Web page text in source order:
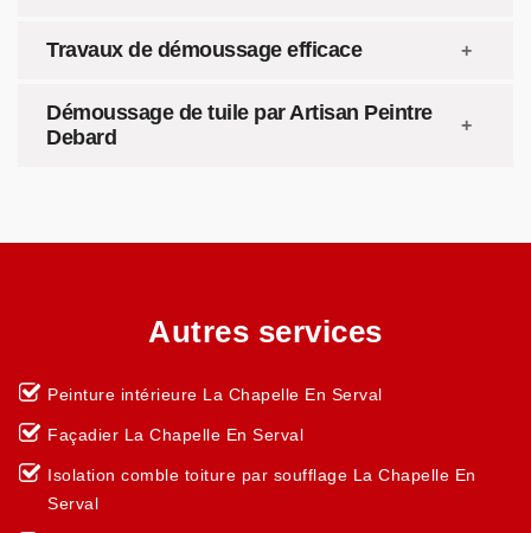
Travaux de démoussage efficace
Démoussage de tuile par Artisan Peintre
Debard
Autres services
Peinture intérieure La Chapelle En Serval
Façadier La Chapelle En Serval
Isolation comble toiture par soufflage La Chapelle En
Serval